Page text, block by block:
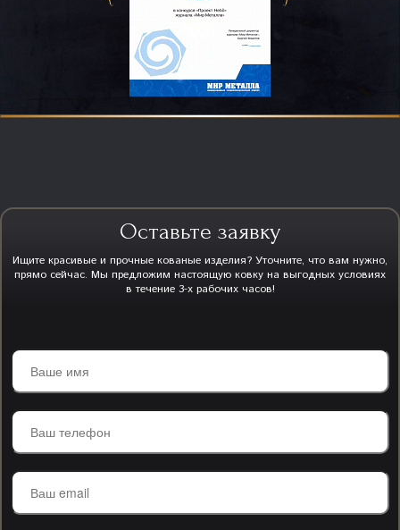
Оставьте заявку
Ищите красивые и прочные кованые изделия? Уточните, что вам нужно,
прямо сейчас. Мы предложим настоящую ковку на выгодных условиях
в течение 3-х рабочих часов!